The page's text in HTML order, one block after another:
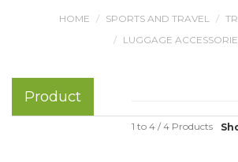
HOME SPORTS AND TRAVEL
LUGGAGE
Product
1 to 4 / 4 Products